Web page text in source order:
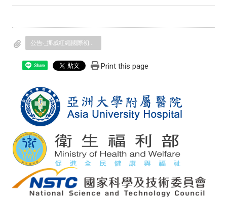
公告-_挪威紅繩國際初階認證課程_錄取名單及報名繳費事宜.pdf
Share Print this page